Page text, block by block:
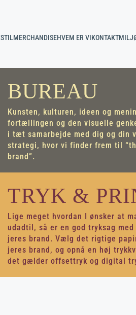
MERCHANDISEHVEM ER VIKONTAKT
BUREAU
Kunsten, kulturen, ideen og
fortællingen og den visuelle
i tæt samarbejde med dig og din
strategi, hvor vi finder frem til
brand”.
TRYK &
Lige meget hvordan I ønsker at
udadtil, så er en god tryksag
jeres brand. Vælg det rigtige
jeres brand, og opnå en høj
det gælder offsettryk og digital